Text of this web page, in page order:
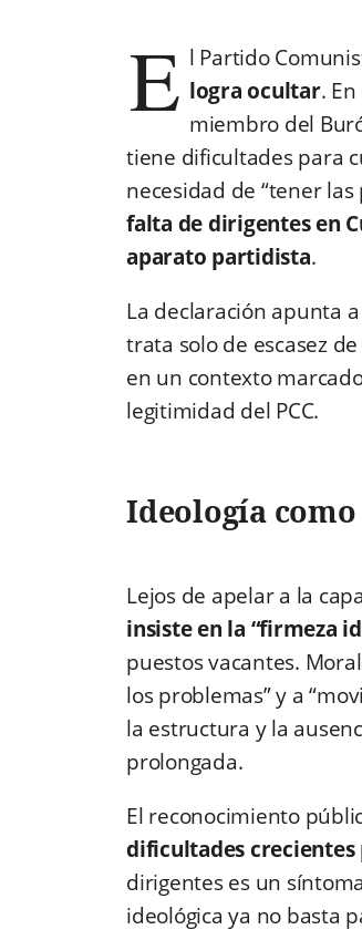
E l Partido
logra ocultar.
miembro del
tiene dificultades para
necesidad de “tener
falta de dirigentes en
aparato partidista.
La declaración apunta
trata solo de escasez
en un contexto
legitimidad del PCC.
Ideología
Lejos de apelar a la
insiste en la “firmeza
puestos vacantes.
los problemas” y a
la estructura y la
prolongada.
El reconocimiento
dificultades
dirigentes es un
ideológica ya no basta